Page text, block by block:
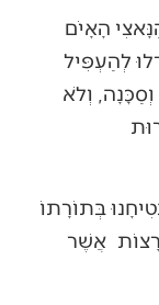
הָאָיֹם
לְהַעְפִּיל
וְלֹא
בְּתוֹרָתוֹ
אֲשֶׁר